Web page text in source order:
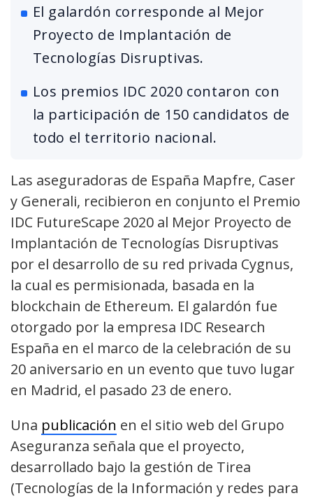
El galardón corresponde al Mejor
Proyecto de Implantación de
Tecnologías Disruptivas.
Los premios IDC 2020 contaron con
la participación de 150 candidatos de
todo el territorio nacional.
Las aseguradoras de España Mapfre, Caser
y Generali, recibieron en conjunto el Premio
IDC FutureScape 2020 al Mejor Proyecto de
Implantación de Tecnologías Disruptivas
por el desarrollo de su red privada Cygnus,
la cual es permisionada, basada en la
blockchain de Ethereum. El galardón fue
otorgado por la empresa IDC Research
España en el marco de la celebración de su
20 aniversario en un evento que tuvo lugar
en Madrid, el pasado 23 de enero.
Una publicación en el sitio web del Grupo
Aseguranza señala que el proyecto,
desarrollado bajo la gestión de Tirea
(Tecnologías de la Información y redes para